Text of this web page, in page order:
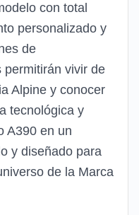
con total
personalizado y
de
permitirán vivir de
Alpine y conocer
tecnológica y
A390 en un
y diseñado para
de la Marca